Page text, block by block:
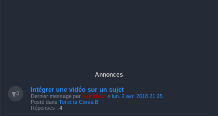
Annonces
Intégrer une vidéo sur un sujet
Dernier message par LeKiffeur « lun. 2 avr. 2018 21:25
Posté dans Toi et ta Corsa B
Réponses : 4